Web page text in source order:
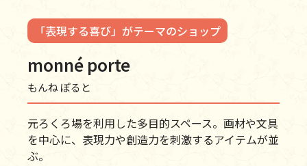
「表現する喜び」がテーマのショップ
monné porte
もんね ぽると
元ろくろ場を利用した多目的スペース。画材や文具
を中心に、表現力や創造力を刺激するアイテムが並
ぶ。